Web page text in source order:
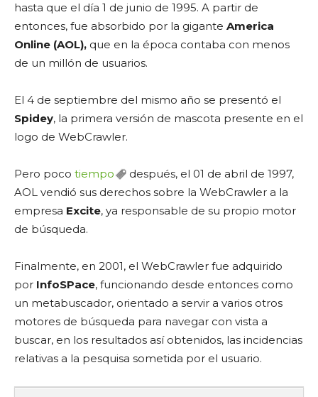
hasta que el día 1 de junio de 1995. A partir de
entonces, fue absorbido por la gigante America
Online (AOL), que en la época contaba con menos
de un millón de usuarios.
El 4 de septiembre del mismo año se presentó el
Spidey, la primera versión de mascota presente en el
logo de WebCrawler.
Pero poco tiempo
después, el 01 de abril de 1997,
AOL vendió sus derechos sobre la WebCrawler a la
empresa Excite, ya responsable de su propio motor
de búsqueda.
Finalmente, en 2001, el WebCrawler fue adquirido
por InfoSPace, funcionando desde entonces como
un metabuscador, orientado a servir a varios otros
motores de búsqueda para navegar con vista a
buscar, en los resultados así obtenidos, las incidencias
relativas a la pesquisa sometida por el usuario.